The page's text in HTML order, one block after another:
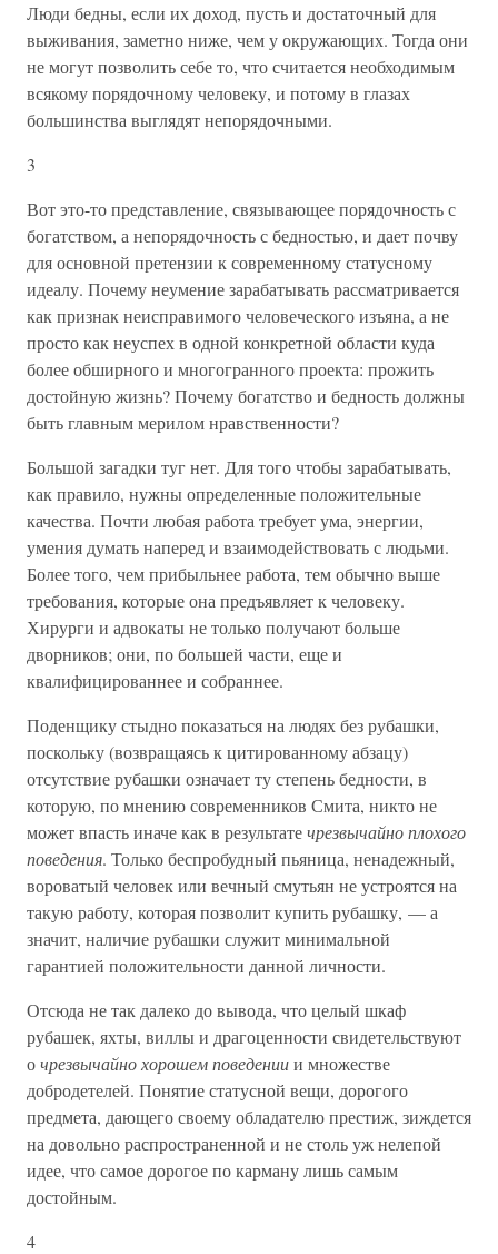
Люди бедны, если их доход, пусть и достаточный для
выживания, заметно ниже, чем у окружающих. Тогда они
не могут позволить себе то, что считается необходимым
всякому порядочному человеку, и потому в глазах
большинства выглядят непорядочными.
3
Вот это-то представление, связывающее порядочность с
богатством, а непорядочность с бедностью, и дает почву
для основной претензии к современному статусному
идеалу. Почему неумение зарабатывать рассматривается
как признак неисправимого человеческого изъяна, а не
просто как неуспех в одной конкретной области куда
более обширного и многогранного проекта: прожить
достойную жизнь? Почему богатство и бедность должны
быть главным мерилом нравственности?
Большой загадки туг нет. Для того чтобы зарабатывать,
как правило, нужны определенные положительные
качества. Почти любая работа требует ума, энергии,
умения думать наперед и взаимодействовать с людьми.
Более того, чем прибыльнее работа, тем обычно выше
требования, которые она предъявляет к человеку.
Хирурги и адвокаты не только получают больше
дворников; они, по большей части, еще и
квалифицированнее и собраннее.
Поденщику стыдно показаться на людях без рубашки,
поскольку (возвращаясь к цитированному абзацу)
отсутствие рубашки означает ту степень бедности, в
которую, по мнению современников Смита, никто не
может впасть иначе как в результатечрезвычайно плохого
поведения. Только беспробудный пьяница, ненадежный,
вороватый человек или вечный смутьян не устроятся на
такую работу, которая позволит купить рубашку, — а
значит, наличие рубашки служит минимальной
гарантией положительности данной личности.
Отсюда не так далеко до вывода, что целый шкаф
рубашек, яхты, виллы и драгоценности свидетельствуют
очрезвычайно хорошем поведениии множестве
добродетелей. Понятие статусной вещи, дорогого
предмета, дающего своему обладателю престиж, зиждется
на довольно распространенной и не столь уж нелепой
идее, что самое дорогое по карману лишь самым
достойным.
4